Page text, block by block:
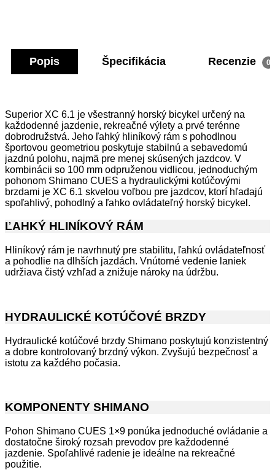
Popis Špecifikácia Recenzie 0
Superior XC 6.1 je všestranný horský bicykel určený na
každodenné jazdenie, rekreačné výlety a prvé terénne
dobrodružstvá. Jeho ľahký hliníkový rám s pohodlnou
športovou geometriou poskytuje stabilnú a sebavedomú
jazdnú polohu, najmä pre menej skúsených jazdcov. V
kombinácii so 100 mm odpruženou vidlicou, jednoduchým
pohonom Shimano CUES a hydraulickými kotúčovými
brzdami je XC 6.1 skvelou voľbou pre jazdcov, ktorí hľadajú
spoľahlivý, pohodlný a ľahko ovládateľný horský bicykel.
ĽAHKÝ HLINÍKOVÝ RÁM
Hliníkový rám je navrhnutý pre stabilitu, ľahkú ovládateľnosť
a pohodlie na dlhších jazdách. Vnútorné vedenie laniek
udržiava čistý vzhľad a znižuje nároky na údržbu.
HYDRAULICKÉ KOTÚČOVÉ BRZDY
Hydraulické kotúčové brzdy Shimano poskytujú konzistentný
a dobre kontrolovaný brzdný výkon. Zvyšujú bezpečnosť a
istotu za každého počasia.
KOMPONENTY SHIMANO
Pohon Shimano CUES 1×9 ponúka jednoduché ovládanie a
dostatočne široký rozsah prevodov pre každodenné
jazdenie. Spoľahlivé radenie je ideálne na rekreačné
použitie.